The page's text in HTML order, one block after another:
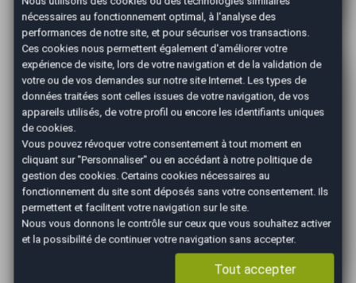
Confirmation
Nous vous confirmons le prix de vente le +
juste pour vendre votre voiture dans les
meilleurs délais.
nécessaires au fonctionnement optimal, à l'analyse des
performances de notre site, et pour sécuriser vos transactions.
Ces cookies nous permettent également d'améliorer votre
expérience de visite, lors de votre navigation et de la validation de
votre ou de vos demandes sur notre site Internet. Les types de
données traitées sont celles issues de votre navigation, de vos
appareils utilisés, de votre profil ou encore les identifiants uniques
de cookies.
Vous pouvez révoquer votre consentement à tout moment en
cliquant sur "Personnaliser" ou en accédant à notre politique de
gestion des cookies. Certains cookies nécessaires au
fonctionnement du site sont déposés sans votre consentement. Ils
permettent et facilitent votre navigation sur le site.
Nous vous donnons le contrôle sur ceux que vous souhaitez activer
et la possibilité de continuer votre navigation sans accepter.
Tout accepter